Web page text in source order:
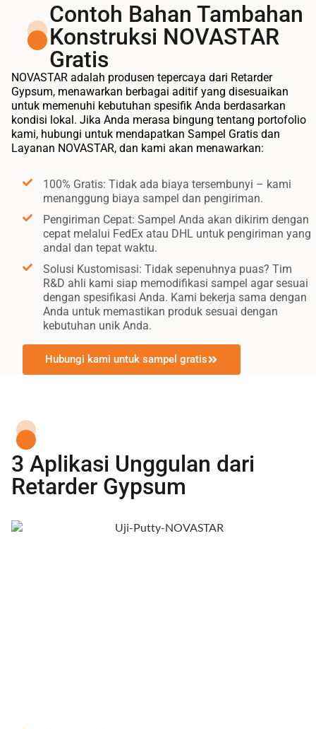
Contoh Bahan Tambahan
Konstruksi NOVASTAR
Gratis
NOVASTAR adalah produsen tepercaya dari Retarder
Gypsum, menawarkan berbagai aditif yang disesuaikan
untuk memenuhi kebutuhan spesifik Anda berdasarkan
kondisi lokal. Jika Anda merasa bingung tentang portofolio
kami, hubungi untuk mendapatkan Sampel Gratis dan
Layanan NOVASTAR, dan kami akan menawarkan:
100% Gratis: Tidak ada biaya tersembunyi – kami
menanggung biaya sampel dan pengiriman.
Pengiriman Cepat: Sampel Anda akan dikirim dengan
cepat melalui FedEx atau DHL untuk pengiriman yang
andal dan tepat waktu.
Solusi Kustomisasi: Tidak sepenuhnya puas? Tim
R&D ahli kami siap memodifikasi sampel agar sesuai
dengan spesifikasi Anda. Kami bekerja sama dengan
Anda untuk memastikan produk sesuai dengan
kebutuhan unik Anda.
Hubungi kami untuk sampel gratis
3 Aplikasi Unggulan dari
Retarder Gypsum